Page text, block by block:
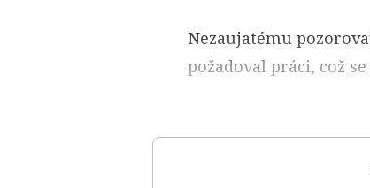
Nezaujatému
požadoval práci, což